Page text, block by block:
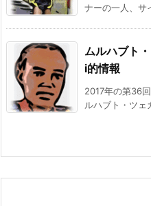
ナーの一人、サ
ムルハブト
i的情報
2017年の第36
ルハブト・ツェ